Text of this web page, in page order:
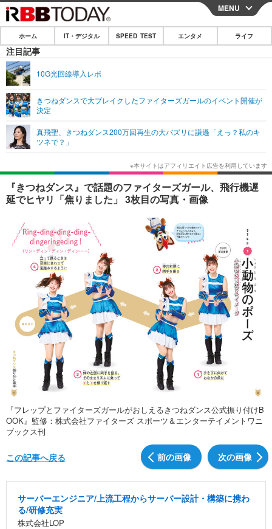
CLOSE
ホーム
IT・デジタル
ショッピング その他
SPEED TEST
エンタメ
エンタメTOP
韓国・芸能
音楽 スポーツ
ショッピング その他
ライフ
ライフTOP グルメ
ペット ショッピング
リリース一覧
プッシュ通知の停止方法
MENU
ホーム IT・デジタル SPEED TEST エンタメ ライフ
注目記事
10G光回線導入レポ
きつねダンスで大ブレイクしたファイターズガールのイベント開催が
決定
真飛聖、きつねダンス200万回再生の大バズリに謙遜「えっ？私のキ
ツネで？」
『きつねダンス』で話題のファイターズガール、飛行機遅
延でヒヤリ「焦りました」 3枚目の写真・画像
『フレップとファイターズガールがおしえるきつねダンス公式振り付けB
OOK』監修：株式会社ファイターズ スポーツ＆エンターテイメントワニ
ブックス刊
前の画像 次の画像
この記事へ戻る
サーバーエンジニア/上流工程からサーバー設計・構築に携わ
る/研修充実
株式会社LOP